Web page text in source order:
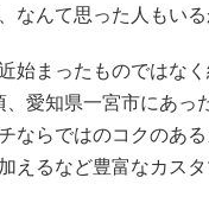
なんて思った人もいる
始まったものではなく
愛知県一宮市にあっ
ならではのコクのあ
えるなど豊富なカス